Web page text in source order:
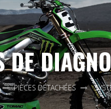
DE
PIÈCES DÉTACHÉES